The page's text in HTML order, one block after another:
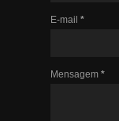
E-mail *
Mensagem *